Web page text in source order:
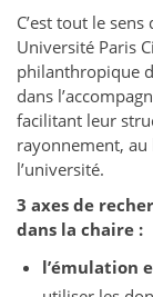
C’est tout le
Université Paris
philanthropique
dans
facilitant leur
rayonnement, au
l’université.
3 axes de
dans la chaire :
l’émulation